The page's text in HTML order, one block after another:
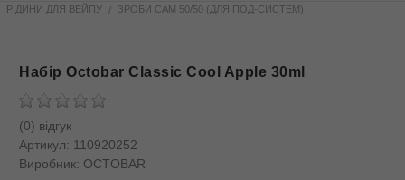
РІДИНИ ДЛЯ ВЕЙПУ ЗРОБИ САМ 50/50 (ДЛЯ ПОД-СИСТЕМ)
Набір Octobar Classic Cool Apple 30ml
(0) відгук
Артикул: 110920252
Виробник: OCTOBAR